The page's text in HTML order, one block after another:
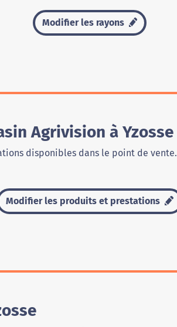
Modifier les rayons
Agrivision à Yzosse
disponibles dans le point de vente.
Modifier les produits et prestations